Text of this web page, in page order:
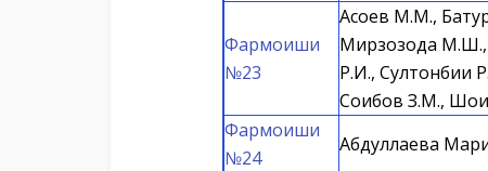
Фармоиши
№23
Асоев М.М.,
Мирзозода М.Ш.,
Р.И., Султонбии
Соибов З.М.,
Фармоиши
№24
Абдуллаева